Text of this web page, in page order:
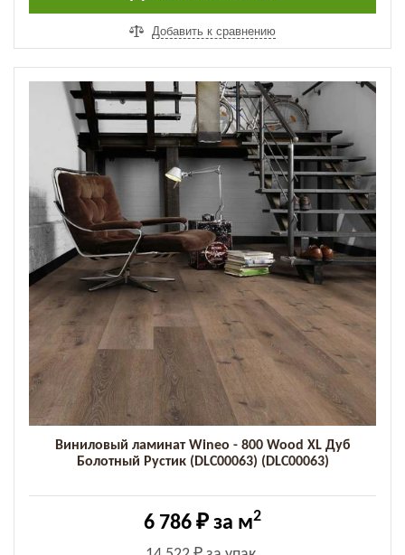
Добавить к сравнению
Виниловый ламинат Wineo - 800 Wood XL Дуб
Болотный Рустик (DLC00063) (DLC00063)
6 786 ₽ за м2